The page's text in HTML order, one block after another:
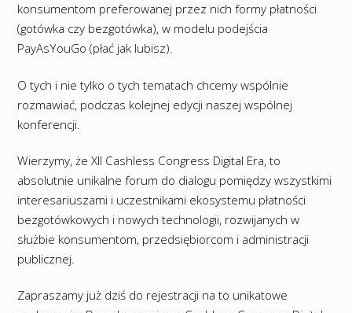
konsumentom preferowanej przez nich formy płatności
(gotówka czy bezgotówka), w modelu podejścia
PayAsYouGo (płać jak lubisz).
O tych i nie tylko o tych tematach chcemy wspólnie
rozmawiać, podczas kolejnej edycji naszej wspólnej
konferencji.
Wierzymy, że XII Cashless Congress Digital Era, to
absolutnie unikalne forum do dialogu pomiędzy wszystkimi
interesariuszami i uczestnikami ekosystemu płatności
bezgotówkowych i nowych technologii, rozwijanych w
służbie konsumentom, przedsiębiorcom i administracji
publicznej.
Zapraszamy już dziś do rejestracji na to unikatowe